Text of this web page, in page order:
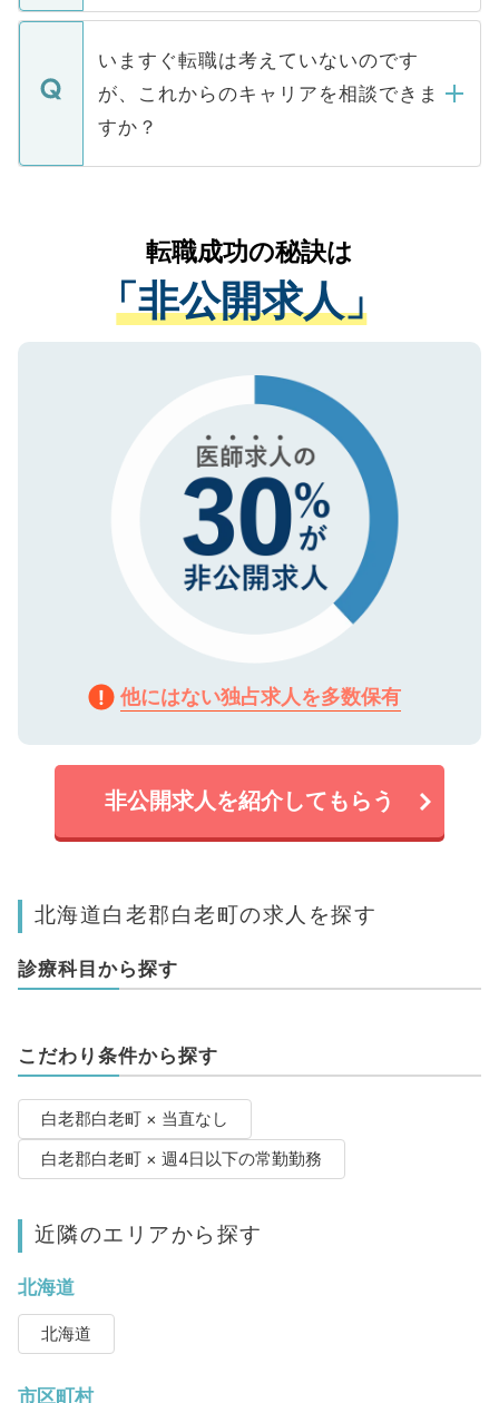
関を公にしてしまうと、応募が殺到する場
に、医療機関が求める条件に合った人材の
みを人材紹介会社に依頼するケースが増え
ています。
定を承諾する必要はありません。内定先へ
の辞退の連絡はキャリアパートナーが行い
個人情報が漏えいすることはありませんの
で、ご安心ください。当サイトからの登録
などで収集したご登録者様の個人情報は、
ご本人のキャリアアップおよび転職活動の
支援を目的に使用いたします。お預かりし
ているすべての個人データはご本人の許可
は、個人情報の取り扱いについての厳密な
管理基準を満たした事業者のみに付与され
る、プライバシーマークを取得済みです。
で、機密保持に関してもご安心ください。
いますぐ転職は考えていないのです
が、これからのキャリアを相談できま
すか？
かがいして、現在の医療機関の状況や紹介
経験をまじえながら、適切なアドバイスを
させていただきます。すぐにご転職をされ
ない方には、長期的なサポートが可能です
ので、まずはご登録ください。
転職成功の秘訣は
「非公開求人」
他にはない独占求人を多数保有
非公開求人を紹介してもらう
北海道白老郡白老町の求人を探す
診療科目から探す
こだわり条件から探す
白老郡白老町 × 当直なし
白老郡白老町 × 週4日以下の常勤勤務
近隣のエリアから探す
北海道
北海道
市区町村